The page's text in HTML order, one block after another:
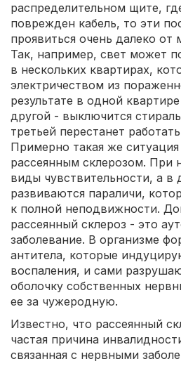
распределительном щите,
поврежден кабель, то эти
проявиться очень далеко от
Так, например, свет может
в нескольких квартирах,
электричеством из
результате в одной
другой - выключится
третьей перестанет
Примерно такая же
рассеянным склерозом. При
виды чувствительности, а в
развиваются параличи,
к полной неподвижности.
рассеянный склероз - это
заболевание. В организме
антитела, которые
воспаления, и сами
оболочку собственных
ее за чужеродную.
Известно, что рассеянный
частая причина
связанная с нервными